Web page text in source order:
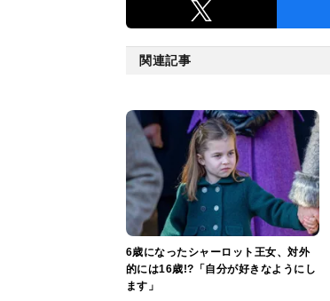
関連記事
6歳になったシャーロット王女、対外
的には16歳!?「自分が好きなようにし
ます」